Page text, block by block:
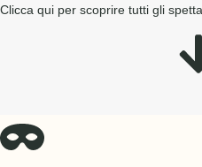
Clicca qui per scoprire tutti gli